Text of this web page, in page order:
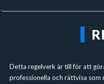
Detta regelverk är till för att
professionella och rättvisa